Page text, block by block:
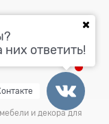
и декора для
ответить!